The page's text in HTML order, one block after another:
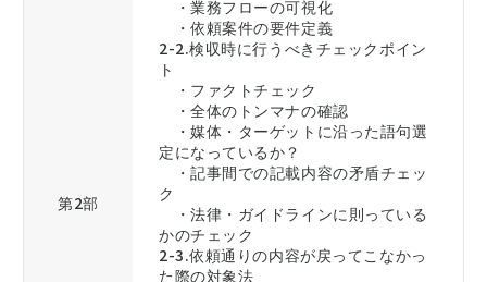
第2部
・業務フローの可視化
・依頼案件の要件定義
2-2.検収時に行うべきチェックポイン
ト
・ファクトチェック
・全体のトンマナの確認
・媒体・ターゲットに沿った語句選
定になっているか？
・記事間での記載内容の矛盾チェッ
ク
・法律・ガイドラインに則っている
かのチェック
2-3.依頼通りの内容が戻ってこなかっ
た際の対象法